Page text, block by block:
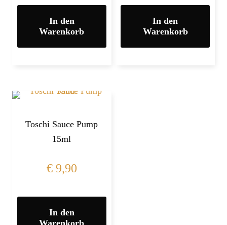
In den
Warenkorb
In den
Warenkorb
Toschi Sauce Pump
15ml
€9,90
In den
Warenkorb